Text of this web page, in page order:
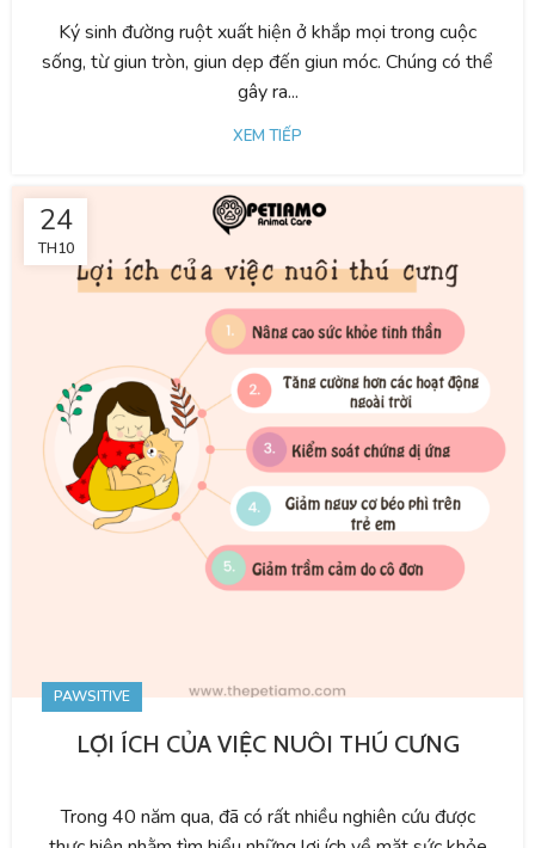
Ký sinh đường ruột xuất hiện ở khắp mọi trong cuộc
sống, từ giun tròn, giun dẹp đến giun móc. Chúng có thể
gây ra...
XEM TIẾP
24
TH10
PAWSITIVE
LỢI ÍCH CỦA VIỆC NUÔI THÚ CƯNG
Trong 40 năm qua, đã có rất nhiều nghiên cứu được